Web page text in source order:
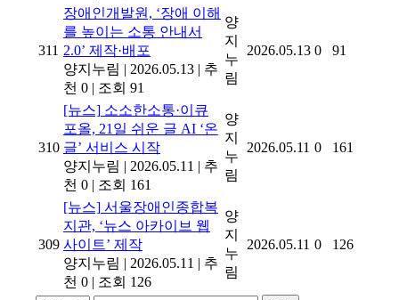
311
장애인개발원, ‘장애 이해
를 높이는 소통 안내서
2.0’ 제작·배포
양지누림 | 2026.05.13 | 추
천 0 | 조회 91
양
지
누
림
2026.05.13 0 91
310
[뉴스] 소소한소통·이큐
포올, 21일 쉬운 글 AI ‘온
글’ 서비스 시작
양지누림 | 2026.05.11 | 추
천 0 | 조회 161
양
지
누
림
2026.05.11 0 161
309
[뉴스] 서울장애인종합복
지관, ‘뉴스 아카이브 웹
사이트’ 제작
양지누림 | 2026.05.11 | 추
천 0 | 조회 126
양
지
누
림
2026.05.11 0 126